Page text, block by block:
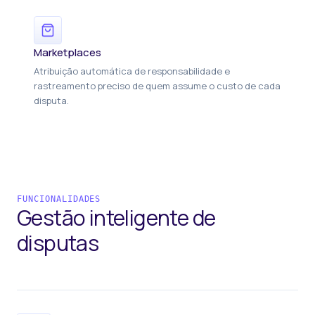
Marketplaces
Atribuição automática de responsabilidade e
rastreamento preciso de quem assume o custo de cada
disputa.
FUNCIONALIDADES
Gestão inteligentede
disputas